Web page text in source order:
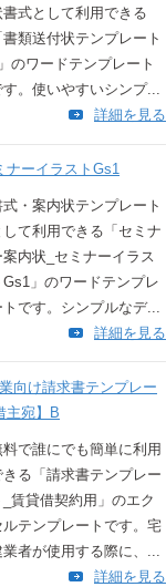
書式として利用できる
書類送付状テンプレート
のワードテンプレート
す。使いやすいシンプ...
詳細を見る
ナーイラストGs1
式・案内状テンプレート
して利用できる「セミナ
案内状_セミナーイラス
Gs1」のワードテンプレ
トです。シンプルなデ...
詳細を見る
向け請求書テンプレー
主宛】B
料で誰にでも簡単に利用
きる「請求書テンプレー
_賃貸借契約用」のエク
ルテンプレートです。宅
業者が使用する際に、...
詳細を見る